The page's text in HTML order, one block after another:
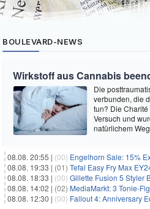
BOULEVARD-NEWS
Wirkstoff aus Cannabis
Die
verbunden, die
tun? Die
Versuch und
natürlichem
08.08. 20:55 | (00) Engelhorn Sale: 15%
08.08. 19:33 | (01) Tefal Easy Fry Max
08.08. 18:33 | (00) Gillette Fusion 5 Styler
08.08. 14:02 | (02) MediaMarkt: 3 Tonie-
08.08. 12:30 | (00) Fallout 4: Anniversary